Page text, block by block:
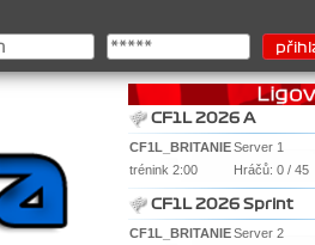
konstruktérů : 1. Ferrari . 2.
CF1L 2026 A
CF1L_BRITANIEServer 1
trénink 2:00
Hráčů: 0 / 45
CF1L 2026 Sprint
CF1L_BRITANIEServer 2